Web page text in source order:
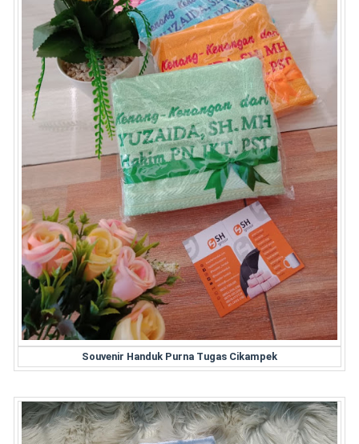
Souvenir Handuk Purna Tugas Cikampek